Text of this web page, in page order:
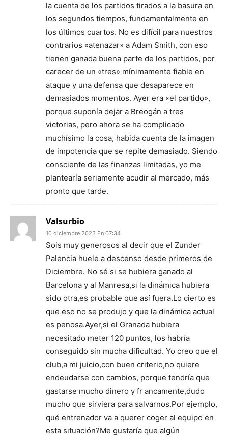
la cuenta de los partidos tirados a la basura en
los segundos tiempos, fundamentalmente en
los últimos cuartos. No es difícil para nuestros
contrarios «atenazar» a Adam Smith, con eso
tienen ganada buena parte de los partidos, por
carecer de un «tres» mínimamente fiable en
ataque y una defensa que desaparece en
demasiados momentos. Ayer era «el partido»,
porque suponía dejar a Breogán a tres
victorias, pero ahora se ha complicado
muchísimo la cosa, habida cuenta de la imagen
de impotencia que se repite demasiado. Siendo
consciente de las finanzas limitadas, yo me
plantearía seriamente acudir al mercado, más
pronto que tarde.
Valsurbio
10 diciembre 2023 En 07:34
Sois muy generosos al decir que el Zunder
Palencia huele a descenso desde primeros de
Diciembre. No sé si se hubiera ganado al
Barcelona y al Manresa,si la dinámica hubiera
sido otra,es probable que así fuera.Lo cierto es
que eso no se produjo y que la dinámica actual
es penosa.Ayer,si el Granada hubiera
necesitado meter 120 puntos, los habría
conseguido sin mucha dificultad. Yo creo que el
club,a mi juicio,con buen criterio,no quiere
endeudarse con cambios, porque tendría que
gastarse mucho dinero y fr ancamente,dudo
mucho que sirviera para salvarnos.Por ejemplo,
qué entrenador va a querer coger al equipo en
esta situación?Me gustaría que algún